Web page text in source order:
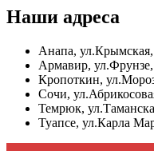
Наши адреса
Анапа,
Армавир,
Кропоткин,
Сочи,
Темрюк,
Туапсе, ул.Карла